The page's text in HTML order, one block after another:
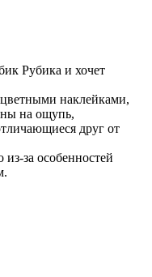
Рубика и хочет
цветными наклейками,
на ощупь,
друг от
за особенностей